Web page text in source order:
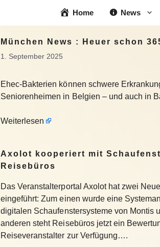
Home News
München News : Heuer schon
1. September 2025
Ehec-Bakterien können schwere
Seniorenheimen in Belgien – und auch in
Weiterlesen
Axolot kooperiert mit
Reisebüros
Das Veranstalterportal Axolot hat zwei
eingeführt: Zum einen wurde eine
digitalen Schaufenstersysteme von Montis
anderen steht Reisebüros jetzt ein
Reiseveranstalter zur Verfügung….